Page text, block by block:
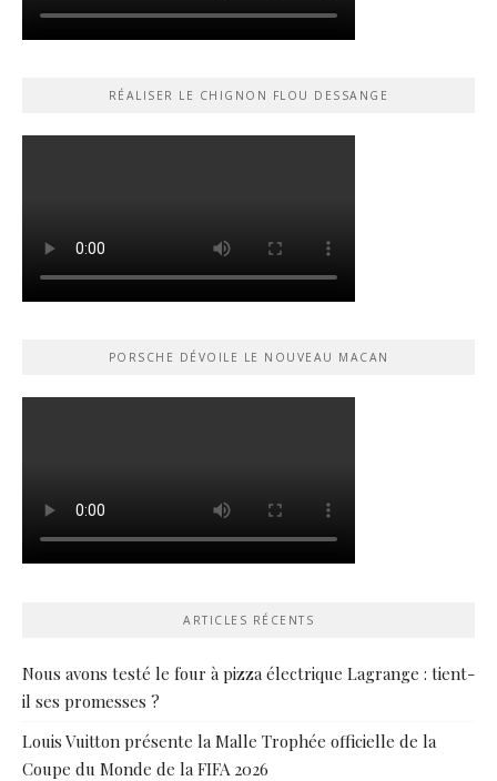
RÉALISER LE CHIGNON FLOU DESSANGE
PORSCHE DÉVOILE LE NOUVEAU MACAN
ARTICLES RÉCENTS
Nous avons testé le four à pizza électrique Lagrange : tient-
il ses promesses ?
Louis Vuitton présente la Malle Trophée officielle de la
Coupe du Monde de la FIFA 2026